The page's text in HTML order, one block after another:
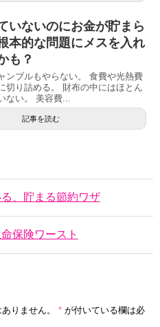
いないのにお金が貯まら
本的な問題にメスを入れ
も？
ンブルもやらない。 食費や光熱費
切り詰める。 財布の中にはほとん
ない。 美容費...
記事を読む
、貯まる節約ワザ
保険ワースト
りません。 * が付いている欄は必